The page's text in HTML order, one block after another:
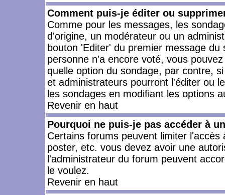
Comment puis-je éditer ou
Comme pour les messages, les
d'origine, un modérateur ou un
bouton 'Editer' du premier message
personne n'a encore voté, vous
quelle option du sondage, par contre,
et administrateurs pourront l'éditer ou
les sondages en modifiant les options
Revenir en haut
Pourquoi ne puis-je pas accéder à
Certains forums peuvent limiter
poster, etc. vous devez avoir une
l'administrateur du forum peuvent
le voulez.
Revenir en haut